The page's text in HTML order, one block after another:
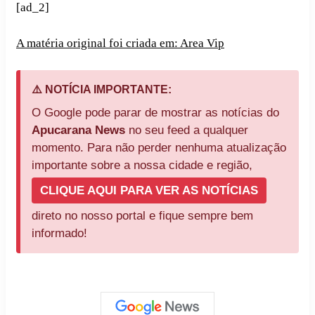
[ad_2]
A matéria original foi criada em: Area Vip
⚠️ NOTÍCIA IMPORTANTE:
O Google pode parar de mostrar as notícias do
Apucarana News no seu feed a qualquer
momento. Para não perder nenhuma atualização
importante sobre a nossa cidade e região,
CLIQUE AQUI PARA VER AS NOTÍCIAS
direto no nosso portal e fique sempre bem
informado!